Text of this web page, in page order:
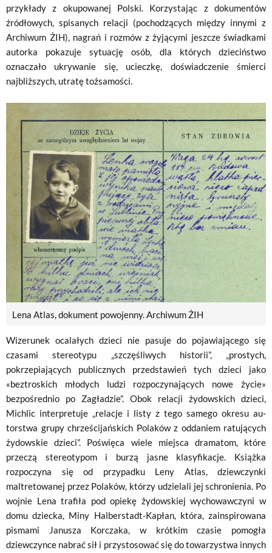
przykłady z okupowanej Polski. Korzystając z dokumentów
źródłowych, spisanych relacji (pochodzących między innymi z
Archiwum ŻIH), nagrań i rozmów z żyjącymi jeszcze świadkami
autorka pokazuje sytuację osób, dla których dzieciństwo
oznaczało ukrywanie się, ucieczkę, doświadczenie śmierci
najbliższych, utratę tożsamości.
Lena Atlas, dokument powojenny. Archiwum ŻIH
Wizerunek ocalałych dzieci nie pasuje do pojawiającego się
czasami stereotypu „szczęśliwych historii”, „prostych,
pokrzepiających publicz­nych przedstawień tych dzieci jako
«beztroskich młodych ludzi rozpoczynających nowe życie»
bezpośrednio po Zagładzie”. Obok relacji żydowskich dzieci,
Michlic interpretuje „relacje i listy z tego samego okresu au­
torstwa grupy chrześcijańskich Polaków z oddaniem ratujących
żydowskie dzieci”. Poświęca wiele miejsca dramatom, które
przeczą stereotypom i burzą jasne klasyfikacje. Książka
rozpoczyna się od przypadku Leny Atlas, dziewczynki
maltretowanej przez Polaków, którzy udzielali jej schronienia. Po
wojnie Lena trafiła pod opiekę żydowskiej wychowawczyni w
domu dziecka, Miny Halberstadt-Kapłan, która, zainspirowana
pismami Janusza Korczaka, w krótkim czasie pomogła
dziewczynce nabrać sił i przystosować się do towarzystwa innych